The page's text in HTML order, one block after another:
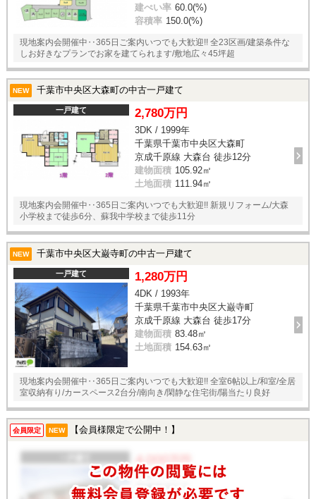
建ぺい率 60.0(%)
容積率 150.0(%)
現地案内会開催中‥365日ご案内いつでも大歓迎!! 全23区画/建築条件な
しお好きなプランでお家を建てられます/敷地広々45坪超
NEW 千葉市中央区大森町の中古一戸建て
一戸建て 2,780万円
3DK / 1999年
千葉県千葉市中央区大森町
京成千原線 大森台 徒歩12分
建物面積 105.92㎡
土地面積 111.94㎡
現地案内会開催中‥365日ご案内いつでも大歓迎!! 新規リフォーム/大森
小学校まで徒歩6分、蘇我中学校まで徒歩11分
NEW 千葉市中央区大巌寺町の中古一戸建て
一戸建て 1,280万円
4DK / 1993年
千葉県千葉市中央区大巌寺町
京成千原線 大森台 徒歩17分
建物面積 83.48㎡
土地面積 154.63㎡
現地案内会開催中‥365日ご案内いつでも大歓迎!! 全室6帖以上/和室/全居
室収納有り/カースペース2台分/南向き/閑静な住宅街/陽当たり良好
会員限定 NEW 【会員様限定で公開中！】